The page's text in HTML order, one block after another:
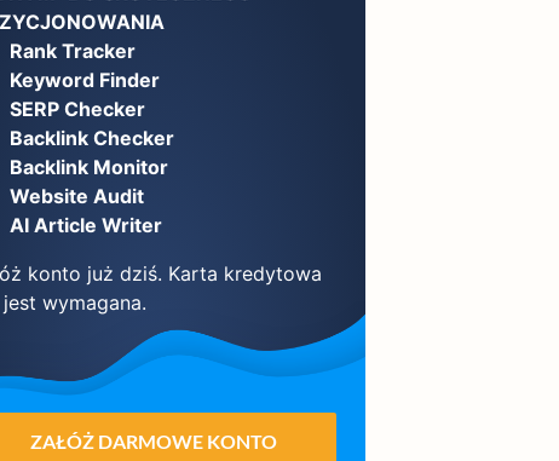
Rank Tracker
Keyword Finder
SERP Checker
Backlink Checker
Backlink Monitor
Website Audit
AI Article Writer
konto już dziś. Karta kredytowa
jest wymagana.
ZAŁÓŻ DARMOWE KONTO